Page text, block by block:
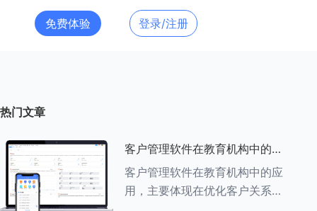
免费体验 登录/注册
热门文章
客户管理软件在教育机构中的应
用探索
客户管理软件在教育机构中的应
用，主要体现在优化客户关系管